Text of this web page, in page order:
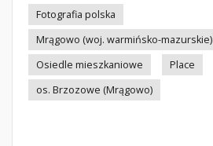
Fotografia polska
Mrągowo (woj. warmińsko-mazurskie)
Osiedle mieszkaniowe
Place
os. Brzozowe (Mrągowo)